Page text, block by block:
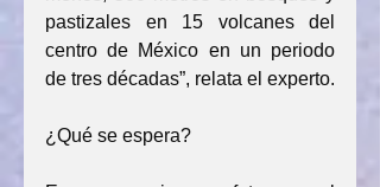
pastizales en 15 volcanes del
centro de México en un periodo
de tres décadas”, relata el experto.
¿Qué se espera?